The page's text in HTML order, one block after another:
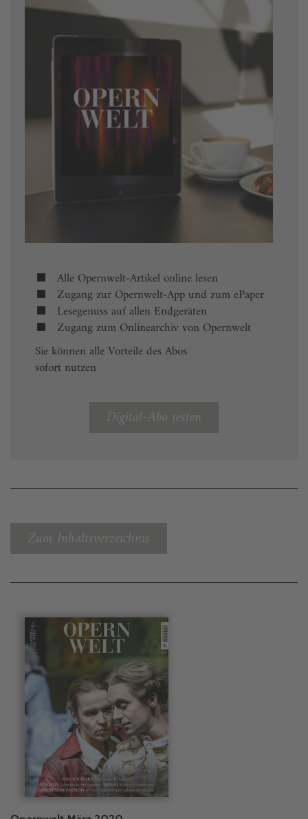
Alle Opernwelt-Artikel online lesen
Zugang zur Opernwelt-App und zum ePaper
Lesegenuss auf allen Endgeräten
Zugang zum Onlinearchiv von Opernwelt
Sie können alle Vorteile des Abos
sofort nutzen
Digital-Abo testen
Zum Inhaltsverzeichnis